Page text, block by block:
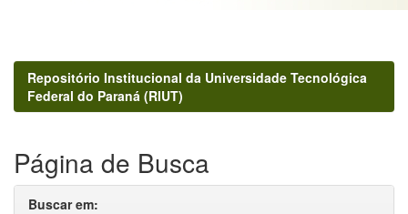
Repositório Institucional da Universidade Tecnológica
Federal do Paraná (RIUT)
Página de Busca
Buscar em: